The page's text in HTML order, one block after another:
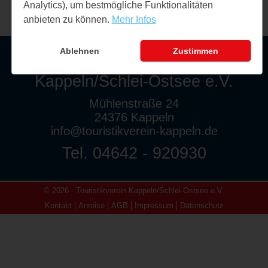
Touristikverein
Kappeln/Schlei-Ostsee e.V.
Mühlenstraße 24
24376 Kappeln
info@touristikverein-kappeln.de
Tel. 04642 - 920930
© 2026 - Touristikverein Kappeln/Schlei-Ostsee e.V.
Kontakt
Anreise AGB Impressum Datenschutz
Analytics), um bestmögliche Funktionalitäten
anbieten zu können. Mehr Infos
Ablehnen Zustimmen